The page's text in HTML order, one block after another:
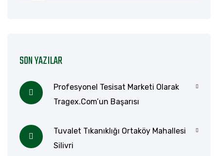
SON YAZILAR
Profesyonel Tesisat Marketi Olarak
Tragex.com’un Başarısı
Tuvalet Tıkanıklığı Ortaköy Mahallesi
Silivri